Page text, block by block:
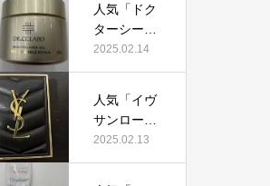
すすめ？美
容マニアが
検証！
人気「ドク
ターシーラ
ボ薬用アク
アコラーゲ
リッチリン
クルリペ
2025.02.14
人気「イヴ
サンローラ
ン クチュー
ルミニクラ
2025.02.13